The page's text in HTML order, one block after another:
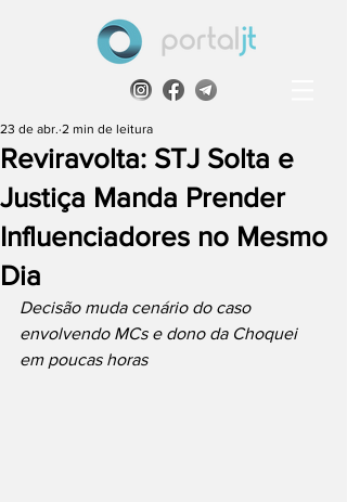
Reviravolta: STJ Solta e
Justiça Manda Prender
Influenciadores no Mesmo
Dia
23 de abr. 2 min de leitura
Decisão muda cenário do caso
envolvendo MCs e dono da Choquei
em poucas horas